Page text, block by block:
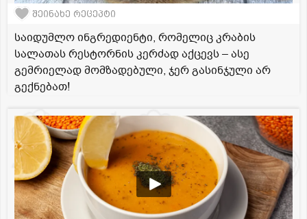
შეინახე რეცეპტი
საიდუმლო ინგრედიენტი, რომელიც კრაბის
სალათას რესტორნის კერძად აქცევს – ასე
გემრიელად მომზადებული, ჯერ გასინჯული არ
გექნებათ!